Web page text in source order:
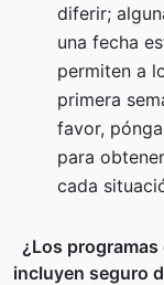
diferir;
una fecha
permiten a
primera
favor,
para
cada
¿Los
incluyen seguro